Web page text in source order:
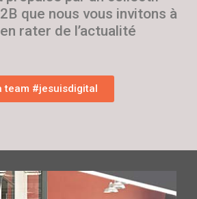
que nous vous invitons à
rater de l’actualité
team #jesuisdigital